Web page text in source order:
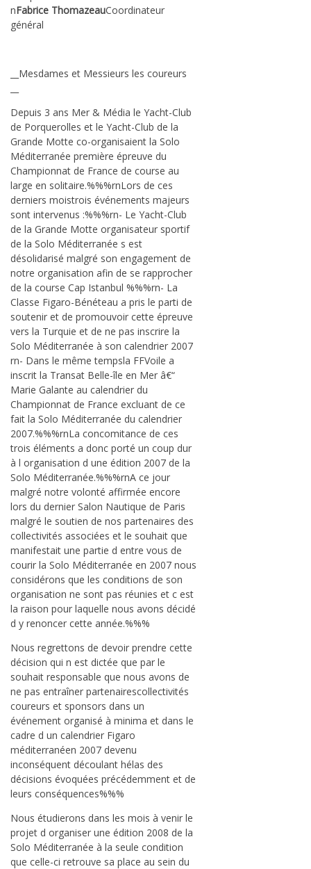
nFabrice ThomazeauCoordinateur
général
__Mesdames et Messieurs les coureurs
Depuis 3 ans Mer & Média le Yacht-Club
de Porquerolles et le Yacht-Club de la
Grande Motte co-organisaient la Solo
Méditerranée première épreuve du
Championnat de France de course au
large en solitaire.%%%rnLors de ces
derniers moistrois événements majeurs
sont intervenus :%%%rn- Le Yacht-Club
de la Grande Motte organisateur sportif
de la Solo Méditerranée s est
désolidarisé malgré son engagement de
notre organisation afin de se rapprocher
de la course Cap Istanbul %%%rn- La
Classe Figaro-Bénéteau a pris le parti de
soutenir et de promouvoir cette épreuve
vers la Turquie et de ne pas inscrire la
Solo Méditerranée à son calendrier 2007
rn- Dans le même tempsla FFVoile a
inscrit la Transat Belle-île en Mer â€“
Marie Galante au calendrier du
Championnat de France excluant de ce
fait la Solo Méditerranée du calendrier
2007.%%%rnLa concomitance de ces
trois éléments a donc porté un coup dur
à l organisation d une édition 2007 de la
Solo Méditerranée.%%%rnA ce jour
malgré notre volonté affirmée encore
lors du dernier Salon Nautique de Paris
malgré le soutien de nos partenaires des
collectivités associées et le souhait que
manifestait une partie d entre vous de
courir la Solo Méditerranée en 2007 nous
considérons que les conditions de son
organisation ne sont pas réunies et c est
la raison pour laquelle nous avons décidé
d y renoncer cette année.%%%
Nous regrettons de devoir prendre cette
décision qui n est dictée que par le
souhait responsable que nous avons de
ne pas entraîner partenairescollectivités
coureurs et sponsors dans un
événement organisé à minima et dans le
cadre d un calendrier Figaro
méditerranéen 2007 devenu
inconséquent découlant hélas des
décisions évoquées précédemment et de
leurs conséquences%%%
Nous étudierons dans les mois à venir le
projet d organiser une édition 2008 de la
Solo Méditerranée à la seule condition
que celle-ci retrouve sa place au sein du